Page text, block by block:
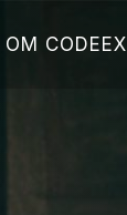
OM CODEEX